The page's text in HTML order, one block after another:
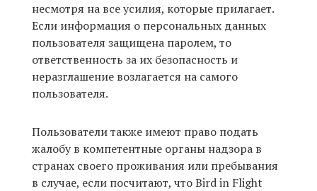
несмотря на все усилия, которые прилагает.
Если информация о персональных данных
пользователя защищена паролем, то
ответственность за их безопасность и
неразглашение возлагается на самого
пользователя.
Пользователи также имеют право подать
жалобу в компетентные органы надзора в
странах своего проживания или пребывания
в случае, если посчитают, что Bird in Flight